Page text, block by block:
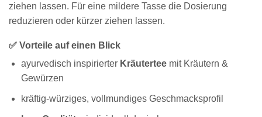
ziehen lassen. Für eine mildere Tasse die Dosierung
reduzieren oder kürzer ziehen lassen.
✅ Vorteile auf einen Blick
ayurvedisch inspirierter Kräuterteemit Kräutern &
Gewürzen
kräftig-würziges, vollmundiges Geschmacksprofil